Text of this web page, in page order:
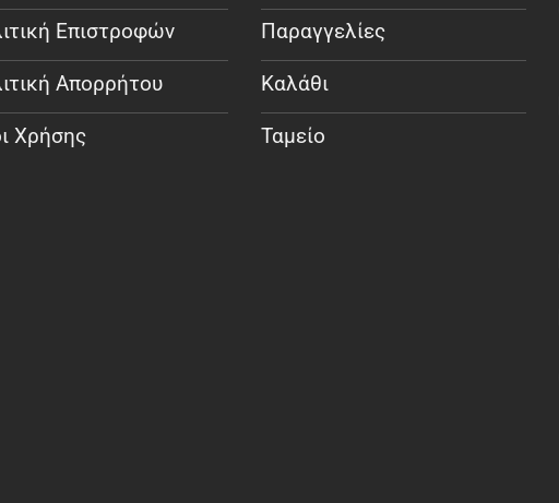
Επιστροφών
Απορρήτου
Χρήσης
Παραγγελίες
Καλάθι
Ταμείο